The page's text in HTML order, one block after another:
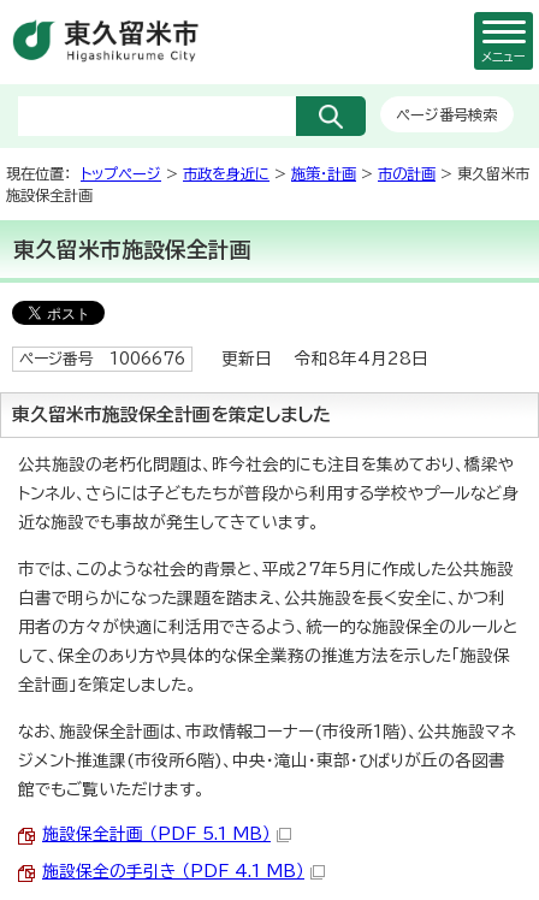
ページ番号検索
メニュー
現在位置： トップページ > 市政を身近に > 施策・計画 > 市の計画 > 東久留米市
施設保全計画
東久留米市施設保全計画
ページ番号 1006676 更新日 令和8年4月28日
東久留米市施設保全計画を策定しました
公共施設の老朽化問題は、昨今社会的にも注目を集めており、橋梁や
トンネル、さらには子どもたちが普段から利用する学校やプールなど身
近な施設でも事故が発生してきています。
市では、このような社会的背景と、平成27年5月に作成した公共施設
白書で明らかになった課題を踏まえ、公共施設を長く安全に、かつ利
用者の方々が快適に利活用できるよう、統一的な施設保全のルールと
して、保全のあり方や具体的な保全業務の推進方法を示した「施設保
全計画」を策定しました。
なお、施設保全計画は、市政情報コーナー(市役所1階)、公共施設マネ
ジメント推進課(市役所6階)、中央・滝山・東部・ひばりが丘の各図書
館でもご覧いただけます。
施設保全計画 （PDF 5.1 MB）
施設保全の手引き （PDF 4.1 MB）